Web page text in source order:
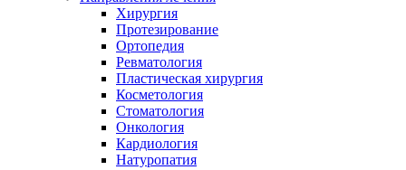
Хирургия
Протезирование
Ортопедия
Ревматология
Пластическая хирургия
Косметология
Стоматология
Онкология
Кардиология
Натуропатия